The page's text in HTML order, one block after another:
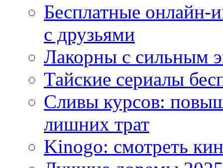
Бесплатные
с друзьями
Лакорны с сильным
Тайские сериалы
Сливы курсов:
лишних трат
Kinogo: смотреть